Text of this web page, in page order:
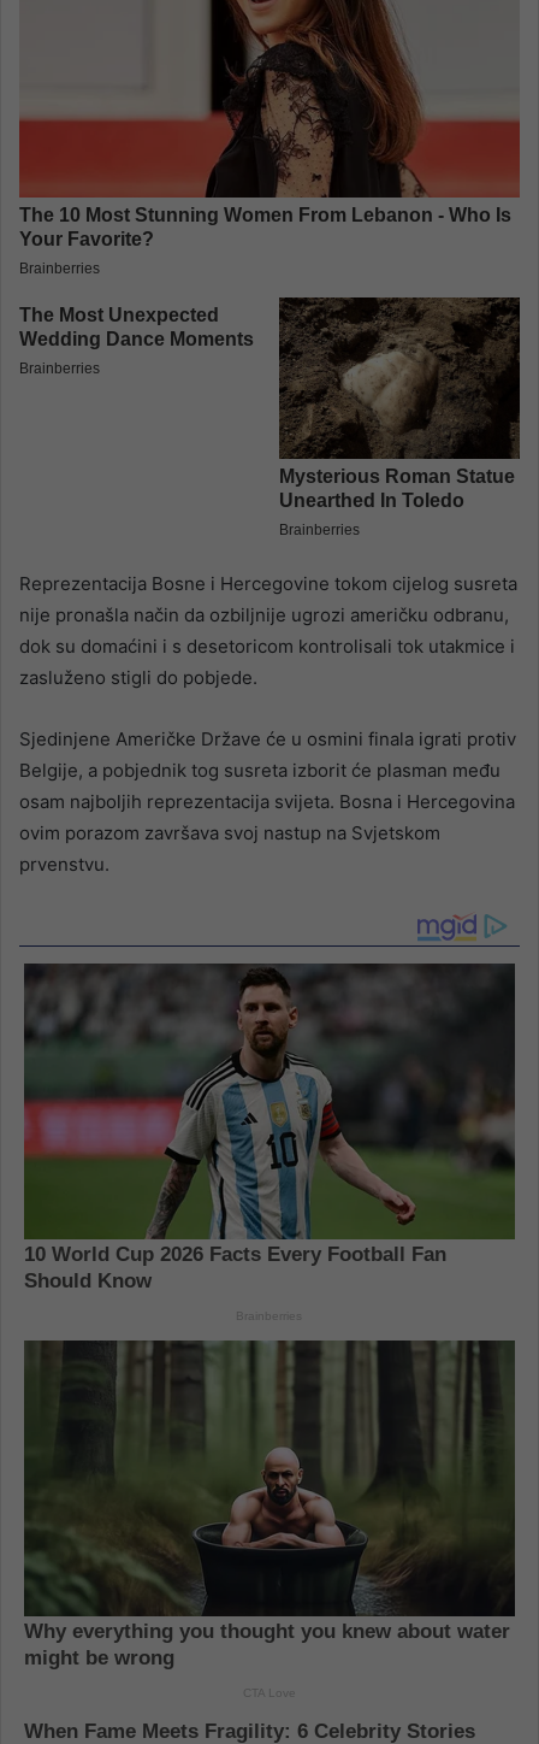
Reprezentacija Bosne i Hercegovine tokom cijelog susreta
nije pronašla način da ozbiljnije ugrozi američku odbranu,
dok su domaćini i s desetoricom kontrolisali tok utakmice i
zasluženo stigli do pobjede.
Sjedinjene Američke Države će u osmini finala igrati protiv
Belgije, a pobjednik tog susreta izborit će plasman među
osam najboljih reprezentacija svijeta. Bosna i Hercegovina
ovim porazom završava svoj nastup na Svjetskom
prvenstvu.